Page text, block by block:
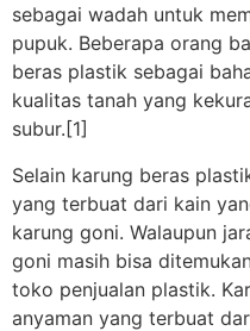
sebagai wadah untuk
pupuk. Beberapa orang
beras plastik sebagai
kualitas tanah yang
subur.[1]
Selain karung beras
yang terbuat dari kain
karung goni. Walaupun
goni masih bisa
toko penjualan plastik.
anyaman yang terbuat